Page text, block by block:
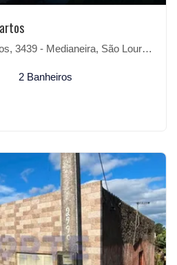
- Medianeira, São Lourenço do Sul-RS
2 Banheiros